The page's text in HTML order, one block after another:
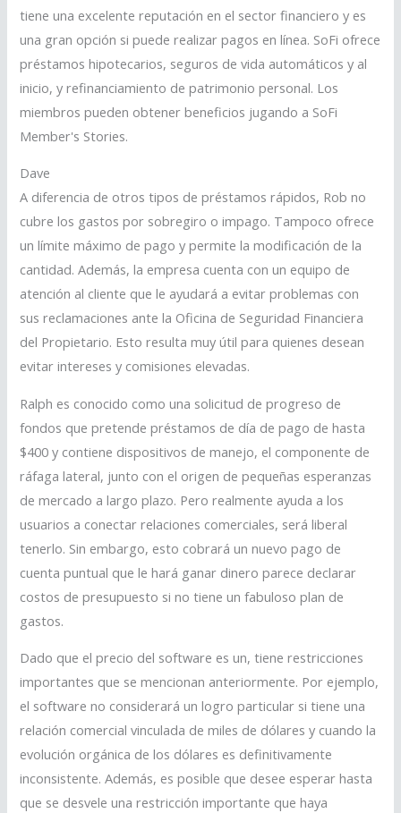
tiene una excelente reputación en el sector financiero y es
una gran opción si puede realizar pagos en línea. SoFi ofrece
préstamos hipotecarios, seguros de vida automáticos y al
inicio, y refinanciamiento de patrimonio personal. Los
miembros pueden obtener beneficios jugando a SoFi
Member's Stories.
Dave
A diferencia de otros tipos de préstamos rápidos, Rob no
cubre los gastos por sobregiro o impago. Tampoco ofrece
un límite máximo de pago y permite la modificación de la
cantidad. Además, la empresa cuenta con un equipo de
atención al cliente que le ayudará a evitar problemas con
sus reclamaciones ante la Oficina de Seguridad Financiera
del Propietario. Esto resulta muy útil para quienes desean
evitar intereses y comisiones elevadas.
Ralph es conocido como una solicitud de progreso de
fondos que pretende préstamos de día de pago de hasta
$400 y contiene dispositivos de manejo, el componente de
ráfaga lateral, junto con el origen de pequeñas esperanzas
de mercado a largo plazo. Pero realmente ayuda a los
usuarios a conectar relaciones comerciales, será liberal
tenerlo. Sin embargo, esto cobrará un nuevo pago de
cuenta puntual que le hará ganar dinero parece declarar
costos de presupuesto si no tiene un fabuloso plan de
gastos.
Dado que el precio del software es un, tiene restricciones
importantes que se mencionan anteriormente. Por ejemplo,
el software no considerará un logro particular si tiene una
relación comercial vinculada de miles de dólares y cuando la
evolución orgánica de los dólares es definitivamente
inconsistente. Además, es posible que desee esperar hasta
que se desvele una restricción importante que haya